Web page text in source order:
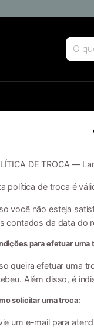
DE TROCA —
política de troca é
você não esteja
contados da data do
para efetuar uma
queira efetuar uma
Além disso, é
solicitar uma troca:
um e-mail para